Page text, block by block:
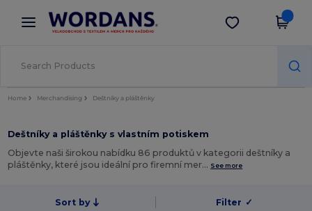
× Aplikace Wordans
Lepší ceny v aplikaci!
Stáhnout app
Home Merchandising Deštníky a pláštěnky
Deštníky a pláštěnky s vlastním potiskem
Objevte naši širokou nabídku 86 produktů v kategorii deštníky a
pláštěnky, které jsou ideální pro firemní mer… See more
Sort by Filter ✓